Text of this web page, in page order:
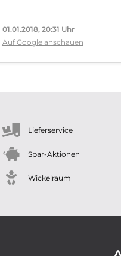
01.01.2018, 20:31 Uhr
Auf Google anschauen
Lieferservice
Spar-Aktionen
Wickelraum